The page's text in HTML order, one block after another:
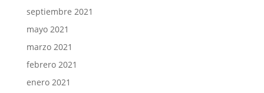
septiembre 2021
mayo 2021
marzo 2021
febrero 2021
enero 2021